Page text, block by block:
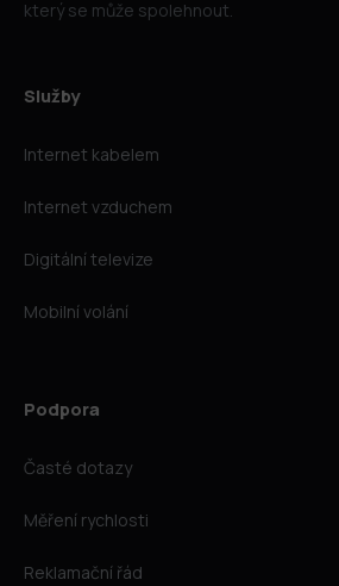
který se může spolehnout.
Služby
Internet kabelem
Internet vzduchem
Digitální televize
Mobilní volání
Podpora
Časté dotazy
Měření rychlosti
Reklamační řád